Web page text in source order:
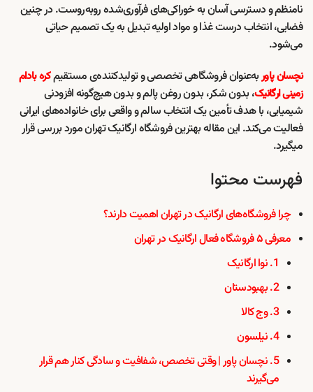
نامنظم و دسترسی آسان به خوراکی‌های فرآوری‌شده روبه‌روست. در چنین
فضایی، انتخاب درست غذا و مواد اولیه تبدیل به یک تصمیم حیاتی
می‌شود.
نچسان پاوربه‌عنوان فروشگاهی تخصصی و تولیدکننده‌ی مستقیمکره بادام
زمینی ارگانیک، بدون شکر، بدون روغن پالم و بدون هیچ‌گونه افزودنی
شیمیایی، با هدف تأمین یک انتخاب سالم و واقعی برای خانواده‌های ایرانی
فعالیت می‌کند. این مقاله بهترین فروشگاه ارگانیک تهران مورد بررسی قرار
میگیرد.
فهرست محتوا
چرا فروشگاه‌های ارگانیک در تهران اهمیت دارند؟
معرفی ۵ فروشگاه فعال ارگانیک در تهران
1. نوا ارگانیک
2. بهبودستان
3. وج کالا
4. نیلسون
5. نچسان پاور | وقتی تخصص، شفافیت و سادگی کنار هم قرار
می‌گیرند